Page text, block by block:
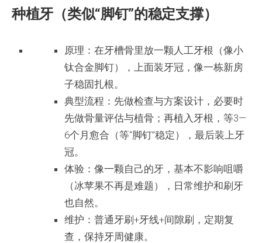
种植牙（类似“脚钉”的稳定支撑）
原理：在牙槽骨里放一颗人工牙根（像小
钛合金脚钉），上面装牙冠，像一栋新房
子稳固扎根。
典型流程：先做检查与方案设计，必要时
先做骨量评估与植骨；再植入牙根，等3—
6个月愈合（等“脚钉”稳定），最后装上牙
冠。
体验：像一颗自己的牙，基本不影响咀嚼
（冰苹果不再是难题），日常维护和刷牙
也自然。
维护：普通牙刷+牙线+间隙刷，定期复
查，保持牙周健康。